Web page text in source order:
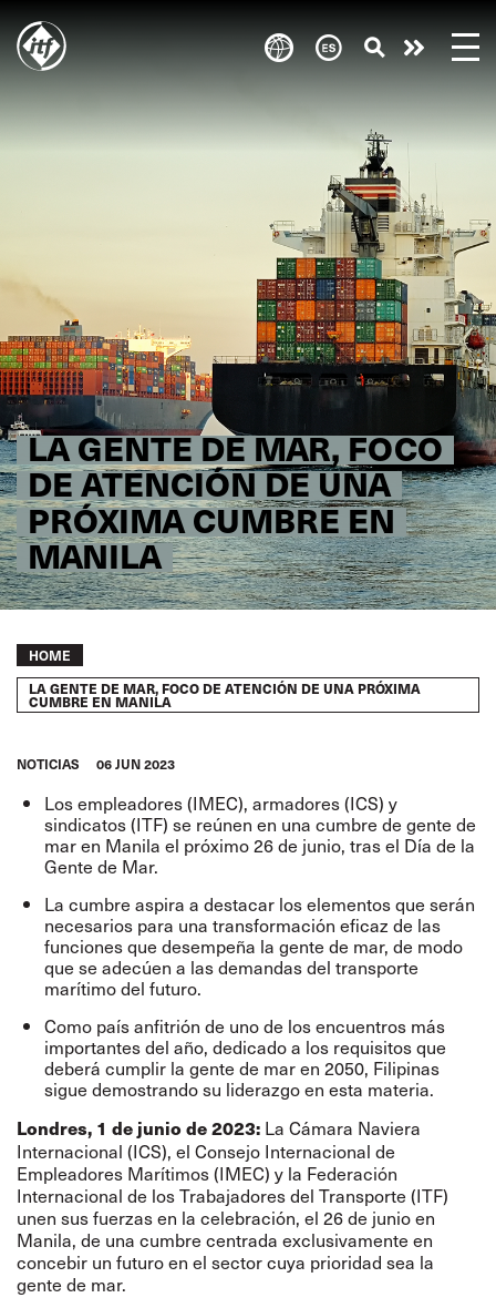
Skip
to
main
content
LA GENTE DE MAR, FOCO
DE ATENCIÓN DE UNA
PRÓXIMA CUMBRE EN
MANILA
Take
action
Breadcrumb
HOME
LA GENTE DE MAR, FOCO DE ATENCIÓN DE UNA PRÓXIMA
CUMBRE EN MANILA
NOTICIAS 06 JUN 2023
Los empleadores (IMEC), armadores (ICS) y
sindicatos (ITF) se reúnen en una cumbre de gente de
mar en Manila el próximo 26 de junio, tras el Día de la
Gente de Mar.
La cumbre aspira a destacar los elementos que serán
necesarios para una transformación eficaz de las
funciones que desempeña la gente de mar, de modo
que se adecúen a las demandas del transporte
marítimo del futuro.
Como país anfitrión de uno de los encuentros más
importantes del año, dedicado a los requisitos que
deberá cumplir la gente de mar en 2050, Filipinas
sigue demostrando su liderazgo en esta materia.
Londres, 1 de junio de 2023: La Cámara Naviera
Internacional (ICS), el Consejo Internacional de
Empleadores Marítimos (IMEC) y la Federación
Internacional de los Trabajadores del Transporte (ITF)
unen sus fuerzas en la celebración, el 26 de junio en
Manila, de una cumbre centrada exclusivamente en
concebir un futuro en el sector cuya prioridad sea la
gente de mar.